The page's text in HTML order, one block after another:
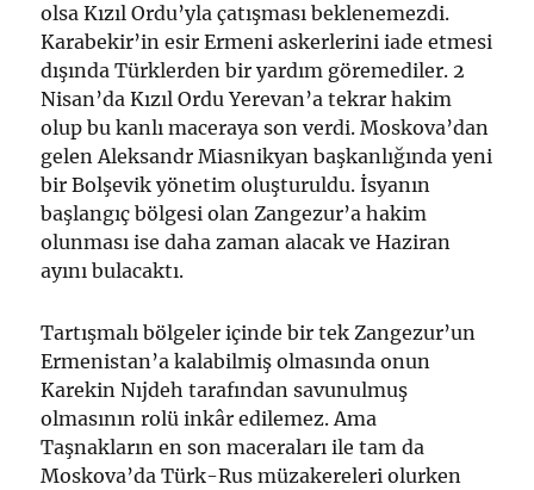
olsa Kızıl Ordu’yla çatışması beklenemezdi.
Karabekir’in esir Ermeni askerlerini iade etmesi
dışında Türklerden bir yardım göremediler. 2
Nisan’da Kızıl Ordu Yerevan’a tekrar hakim
olup bu kanlı maceraya son verdi. Moskova’dan
gelen Aleksandr Miasnikyan başkanlığında yeni
bir Bolşevik yönetim oluşturuldu. İsyanın
başlangıç bölgesi olan Zangezur’a hakim
olunması ise daha zaman alacak ve Haziran
ayını bulacaktı.
Tartışmalı bölgeler içinde bir tek Zangezur’un
Ermenistan’a kalabilmiş olmasında onun
Karekin Nıjdeh tarafından savunulmuş
olmasının rolü inkâr edilemez. Ama
Taşnakların en son maceraları ile tam da
Moskova’da Türk-Rus müzakereleri olurken